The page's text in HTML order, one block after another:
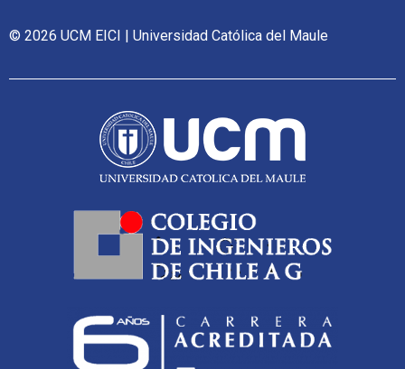
© 2026 UCM EICI | Universidad Católica del Maule